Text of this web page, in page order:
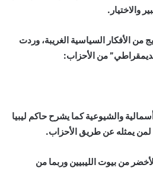
والاختيار.
من الأفكار السياسية الغريبة، وردت
من الأحزاب:
والشيوعية كما يشرح حاكم ليبيا
يمثله عن طريق الأحزاب.
من بيوت الليبيين وربما من